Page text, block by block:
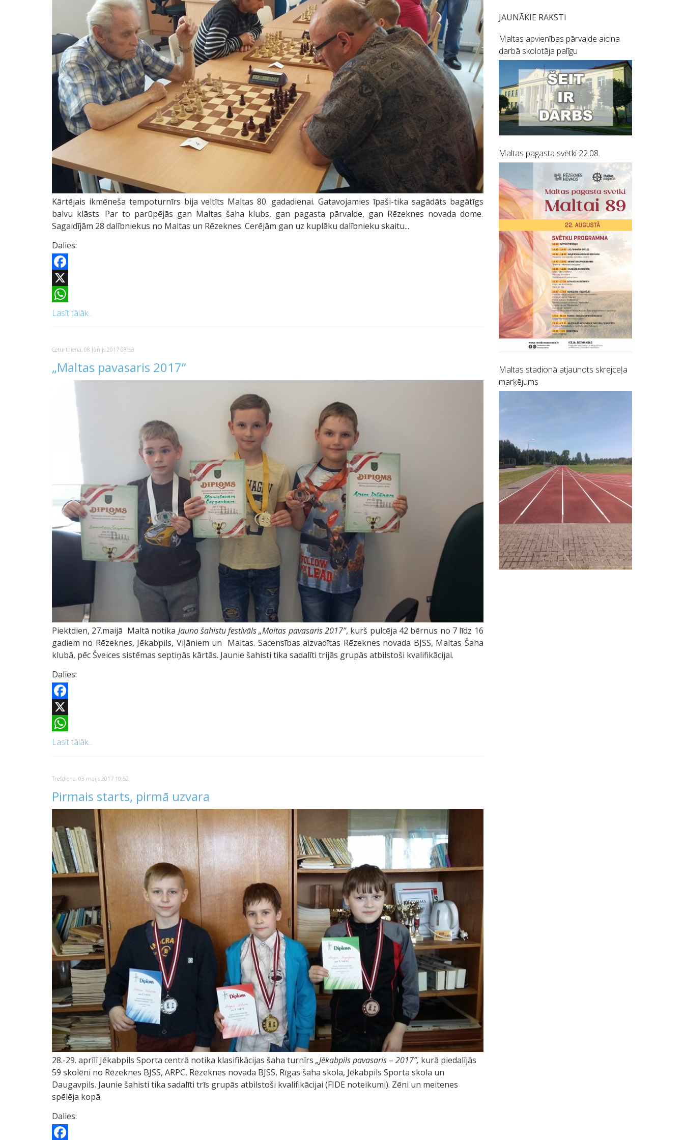
Kārtējais ikmēneša tempoturnīrs bija veltīts Maltas 80. gadadienai. Gatavojamies īpaši-tika sagādāts bagātīgs
balvu klāsts. Par to parūpējās gan Maltas šaha klubs, gan pagasta pārvalde, gan Rēzeknes novada dome.
Sagaidījām 28 dalībniekus no Maltas un Rēzeknes. Cerējām gan uz kuplāku dalībnieku skaitu...
Dalies:
Facebook
X
WhatsApp
Lasīt tālāk...
Ceturtdiena, 08 Jūnijs 2017 08:53
„Maltas pavasaris 2017”
Piektdien, 27.maijā Maltā notika Jauno šahistu festivāls „Maltas pavasaris 2017”, kurš pulcēja 42 bērnus no 7 līdz 16
gadiem no Rēzeknes, Jēkabpils, Viļāniem un Maltas. Sacensības aizvadītas Rēzeknes novada BJSS, Maltas Šaha
klubā, pēc Šveices sistēmas septiņās kārtās. Jaunie šahisti tika sadalīti trijās grupās atbilstoši kvalifikācijai.
Dalies:
Facebook
X
WhatsApp
Lasīt tālāk...
Trešdiena, 03 maijs 2017 10:52
Pirmais starts, pirmā uzvara
28.-29. aprīlī Jēkabpils Sporta centrā notika klasifikācijas šaha turnīrs „Jēkabpils pavasaris – 2017”, kurā piedalījās
59 skolēni no Rēzeknes BJSS, ARPC, Rēzeknes novada BJSS, Rīgas šaha skola, Jēkabpils Sporta skola un
Daugavpils. Jaunie šahisti tika sadalīti trīs grupās atbilstoši kvalifikācijai (FIDE noteikumi). Zēni un meitenes
spēlēja kopā.
Dalies:
JAUNĀKIE RAKSTI
Maltas apvienības pārvalde aicina
darbā skolotāja palīgu
Maltas pagasta svētki 22.08.
Maltas stadionā atjaunots skrejceļa
marķējums